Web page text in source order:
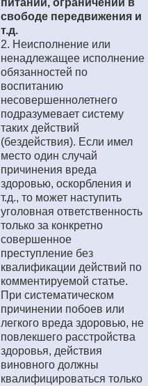
питании, ограничении в
свободе передвижения и
т.д.
2. Неисполнение или
ненадлежащее исполнение
обязанностей по
воспитанию
несовершеннолетнего
подразумевает систему
таких действий
(бездействия). Если имел
место один случай
причинения вреда
здоровью, оскорбления и
т.д., то может наступить
уголовная ответственность
только за конкретно
совершенное
преступление без
квалификации действий по
комментируемой статье.
При систематическом
причинении побоев или
легкого вреда здоровью, не
повлекшего расстройства
здоровья, действия
виновного должны
квалифицироваться только